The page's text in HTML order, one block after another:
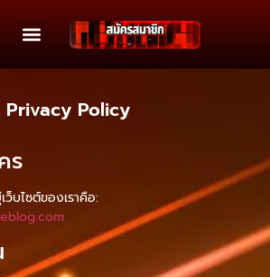
Privacy Policy
ร
บไซต์ของเราคือ: